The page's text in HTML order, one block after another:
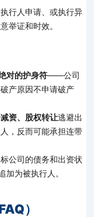
行人申请、或执行异
举证和时效。
对的护身符——公司
产原因不申请破产
资、股权转让逃避出
，反而可能承担连带
公司的债务和出资状
加为被执行人。
）